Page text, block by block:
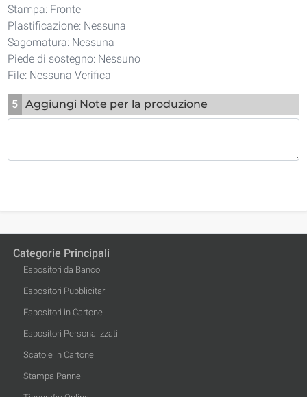
Stampa: Fronte
Plastificazione: Nessuna
Sagomatura: Nessuna
Piede di sostegno: Nessuno
File: Nessuna Verifica
5 Aggiungi Note per la produzione
Categorie Principali
Espositori da Banco
Espositori Pubblicitari
Espositori in Cartone
Espositori Personalizzati
Scatole in Cartone
Stampa Pannelli